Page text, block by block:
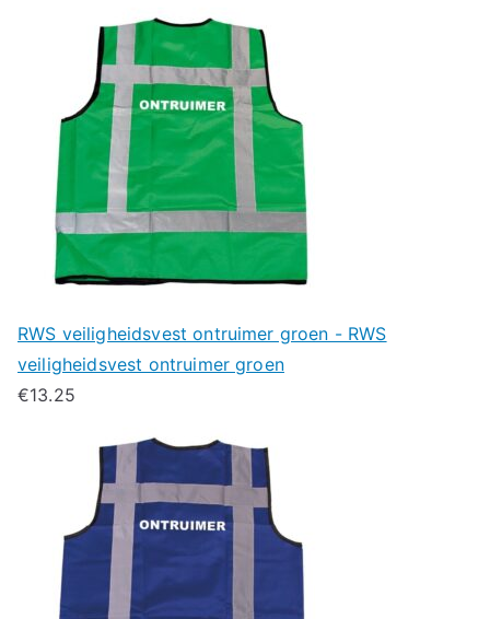
RWS veiligheidsvest ontruimer groen - RWS
veiligheidsvest ontruimer groen
€13.25